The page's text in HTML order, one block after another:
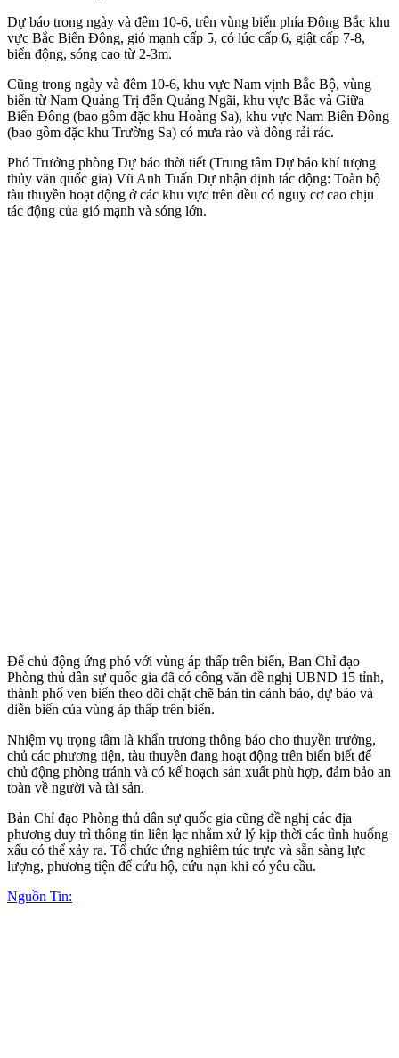
Dự báo trong ngày và đêm 10-6, trên vùng biển phía Đông Bắc khu
vực Bắc Biển Đông, gió mạnh cấp 5, có lúc cấp 6, giật cấp 7-8,
biển động, sóng cao từ 2-3m.
Cũng trong ngày và đêm 10-6, khu vực Nam vịnh Bắc Bộ, vùng
biển từ Nam Quảng Trị đến Quảng Ngãi, khu vực Bắc và Giữa
Biển Đông (bao gồm đặc khu Hoàng Sa), khu vực Nam Biển Đông
(bao gồm đặc khu Trường Sa) có mưa rào và dông rải rác.
Phó Trưởng phòng Dự báo thời tiết (Trung tâm Dự báo khí tượng
thủy văn quốc gia) Vũ Anh Tuấn Dự nhận định tác động: Toàn bộ
tàu thuyền hoạt động ở các khu vực trên đều có nguy cơ cao chịu
tác động của gió mạnh và sóng lớn.
Để chủ động ứng phó với vùng áp thấp trên biển, Ban Chỉ đạo
Phòng thủ dân sự quốc gia đã có công văn đề nghị UBND 15 tỉnh,
thành phố ven biển theo dõi chặt chẽ bản tin cảnh báo, dự báo và
diễn biến của vùng áp thấp trên biển.
Nhiệm vụ trọng tâm là khẩn trương thông báo cho thuyền trưởng,
chủ các phương tiện, tàu thuyền đang hoạt động trên biển biết để
chủ động phòng tránh và có kế hoạch sản xuất phù hợp, đảm bảo an
toàn về người và tài sản.
Bản Chỉ đạo Phòng thủ dân sự quốc gia cũng đề nghị các địa
phương duy trì thông tin liên lạc nhằm xử lý kịp thời các tình huống
xấu có thể xảy ra. Tổ chức ứng nghiêm túc trực và sẵn sàng lực
lượng, phương tiện để cứu hộ, cứu nạn khi có yêu cầu.
Nguồn Tin: